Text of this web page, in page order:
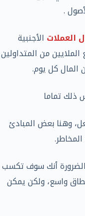
.
العملات الأجنبية
من المتداولين
المال كل يوم.
ذلك تماما
وهنا بعض المبادئ
أنك سوف تكسب
واسع، ولكن يمكن